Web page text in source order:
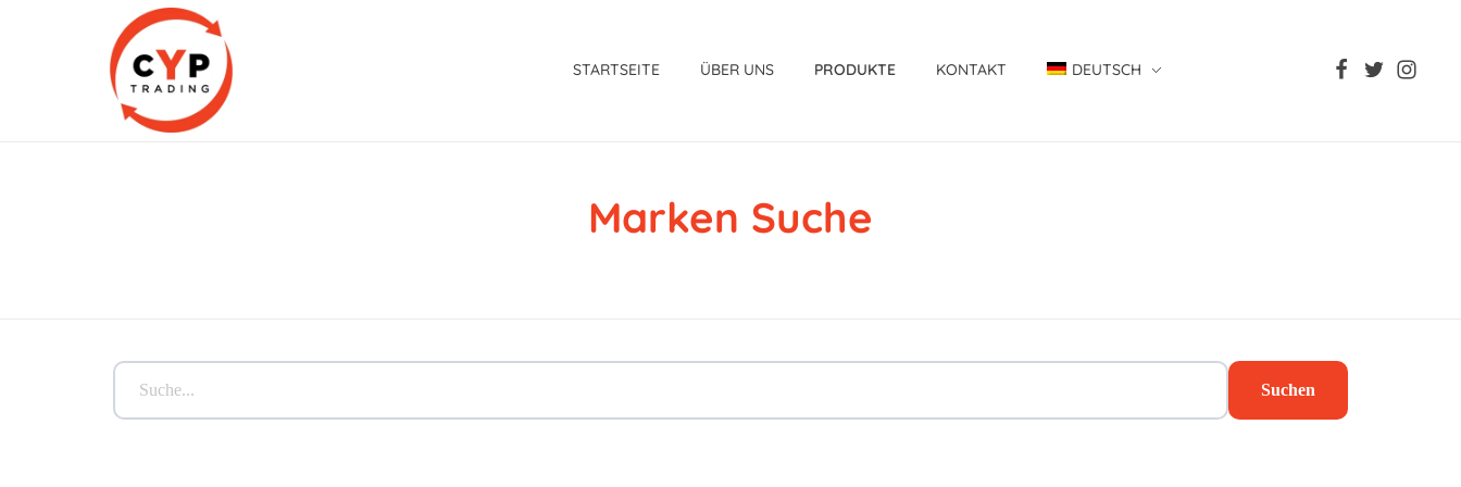
STARTSEITE ÜBER UNS PRODUKTE KONTAKT DEUTSCH
Marken Suche
Suchen